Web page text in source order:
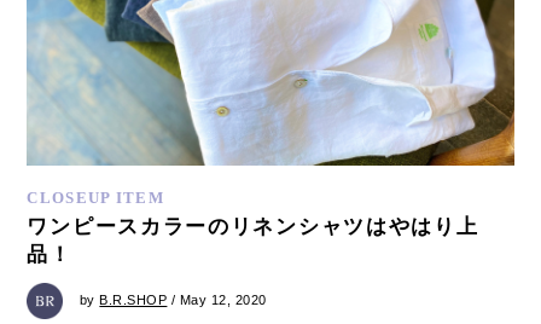
CLOSEUP ITEM
ワンピースカラーのリネンシャツはやはり上
品！
byB.R.SHOP / May 12, 2020